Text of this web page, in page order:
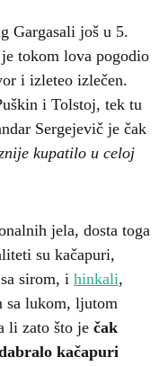
Gargasali još u 5.
tokom lova pogodio
i izleteo izlečen.
i Tolstoj, tek tu
Sergejevič je čak
kupatilo u celoj
jela, dosta toga
su kačapuri,
sirom, i hinkali,
sa lukom, ljutom
li zato što je čak
kačapuri